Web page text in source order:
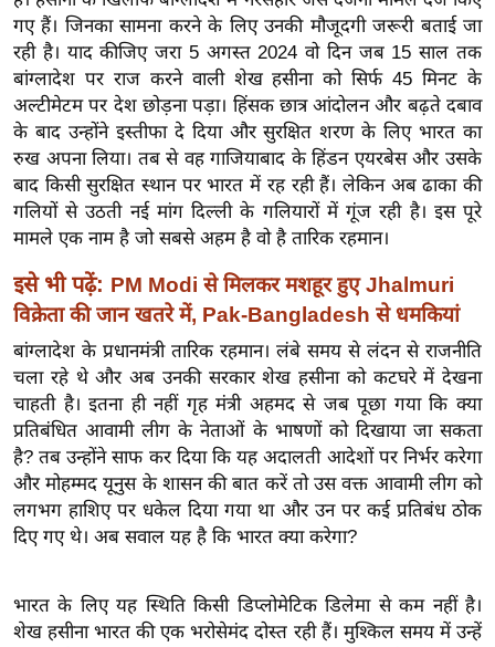
ल
श
ख्सि
य
त
यं
ग
इं
डि
या
हि
त्य
ज
ग
त
ऑ
टो
र्ल्ड
न्यू
गए हैं। जिनका सामना करने के लिए उनकी मौजूदगी जरूरी बताई जा
रही है। याद कीजिए जरा 5 अगस्त 2024 वो दिन जब 15 साल तक
बांग्लादेश पर राज करने वाली शेख हसीना को सिर्फ 45 मिनट के
अल्टीमेटम पर देश छोड़ना पड़ा। हिंसक छात्र आंदोलन और बढ़ते दबाव
के बाद उन्होंने इस्तीफा दे दिया और सुरक्षित शरण के लिए भारत का
रुख अपना लिया। तब से वह गाजियाबाद के हिंडन एयरबेस और उसके
बाद किसी सुरक्षित स्थान पर भारत में रह रही हैं। लेकिन अब ढाका की
गलियों से उठती नई मांग दिल्ली के गलियारों में गूंज रही है। इस पूरे
मामले एक नाम है जो सबसे अहम है वो है तारिक रहमान।
इसे भी पढ़ें: PM Modi से मिलकर मशहूर हुए Jhalmuri
विक्रेता की जान खतरे में, Pak-Bangladesh से धमकियां
बांग्लादेश के प्रधानमंत्री तारिक रहमान। लंबे समय से लंदन से राजनीति
चला रहे थे और अब उनकी सरकार शेख हसीना को कटघरे में देखना
चाहती है। इतना ही नहीं गृह मंत्री अहमद से जब पूछा गया कि क्या
प्रतिबंधित आवामी लीग के नेताओं के भाषणों को दिखाया जा सकता
है? तब उन्होंने साफ कर दिया कि यह अदालती आदेशों पर निर्भर करेगा
और मोहम्मद यूनुस के शासन की बात करें तो उस वक्त आवामी लीग को
लगभग हाशिए पर धकेल दिया गया था और उन पर कई प्रतिबंध ठोक
दिए गए थे। अब सवाल यह है कि भारत क्या करेगा?
भारत के लिए यह स्थिति किसी डिप्लोमेटिक डिलेमा से कम नहीं है।
शेख हसीना भारत की एक भरोसेमंद दोस्त रही हैं। मुश्किल समय में उन्हें